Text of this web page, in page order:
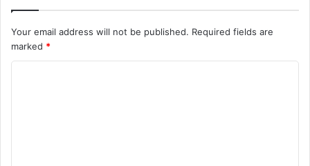
Your email address will not be published. Required fields are
marked *